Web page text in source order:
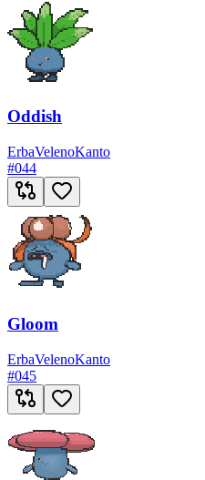
Oddish
ErbaVelenoKanto
#044
Gloom
ErbaVelenoKanto
#045